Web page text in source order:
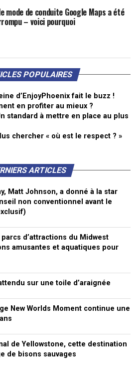
mode de conduite Google Maps a été
– voici pourquoi
POPULAIRES
d’EnjoyPhoenix fait le buzz !
en profiter au mieux ?
standard à mettre en place au plus
chercher « où est le respect ? »
ARTICLES
Matt Johnson, a donné à la star
non conventionnel avant le
d’attractions du Midwest
amusantes et aquatiques pour
sur une toile d’araignée
New Worlds Moment continue une
de Yellowstone, cette destination
de bisons sauvages